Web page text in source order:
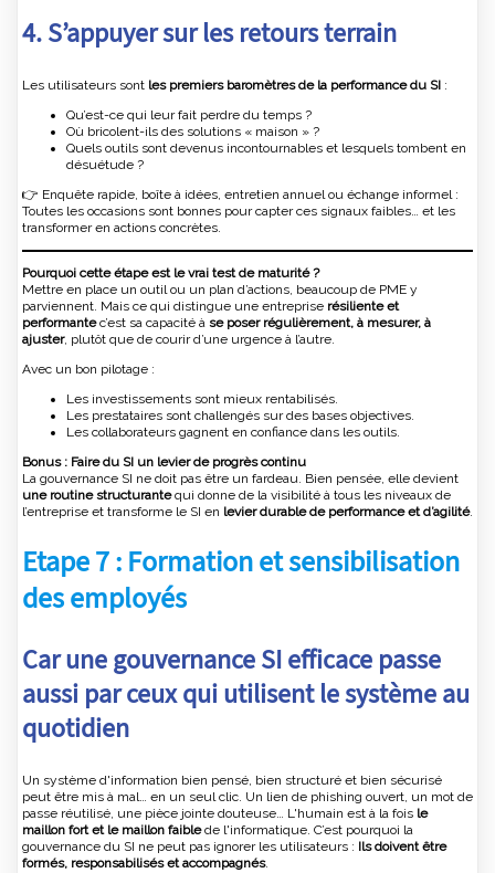
4. S’appuyer sur les retours terrain
Les utilisateurs sont les premiers baromètres de la performance du SI :
Qu’est-ce qui leur fait perdre du temps ?
Où bricolent-ils des solutions « maison » ?
Quels outils sont devenus incontournables et lesquels tombent en
désuétude ?
👉 Enquête rapide, boîte à idées, entretien annuel ou échange informel :
Toutes les occasions sont bonnes pour capter ces signaux faibles… et les
transformer en actions concrètes.
Pourquoi cette étape est le vrai test de maturité ?
Mettre en place un outil ou un plan d’actions, beaucoup de PME y
parviennent. Mais ce qui distingue une entreprise résiliente et
performantec’est sa capacité à se poser régulièrement, à mesurer, à
ajuster, plutôt que de courir d’une urgence à l’autre.
Avec un bon pilotage :
Les investissements sont mieux rentabilisés.
Les prestataires sont challengés sur des bases objectives.
Les collaborateurs gagnent en confiance dans les outils.
Bonus : Faire du SI un levier de progrès continu
La gouvernance SI ne doit pas être un fardeau. Bien pensée, elle devient
une routine structurantequi donne de la visibilité à tous les niveaux de
l’entreprise et transforme le SI en levier durable de performance et d’agilité.
Etape 7 : Formation et sensibilisation
des employés
Car une gouvernance SI efficace passe
aussi par ceux qui utilisent le système au
quotidien
Un système d'information bien pensé, bien structuré et bien sécurisé
peut être mis à mal… en un seul clic. Un lien de phishing ouvert, un mot de
passe réutilisé, une pièce jointe douteuse… L'humain est à la fois le
maillon fort et le maillon faiblede l'informatique. C’est pourquoi la
gouvernance du SI ne peut pas ignorer les utilisateurs : Ils doivent être
formés, responsabilisés et accompagnés.